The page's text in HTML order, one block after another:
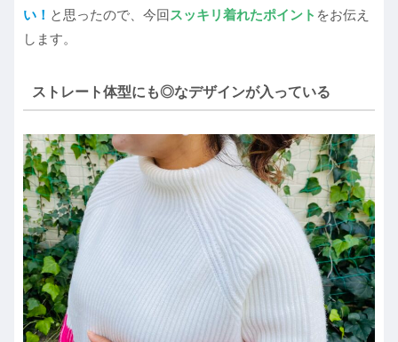
い！ と思ったので、今回 スッキリ着れたポイント をお伝え
します。
ストレート体型にも◎なデザインが入っている